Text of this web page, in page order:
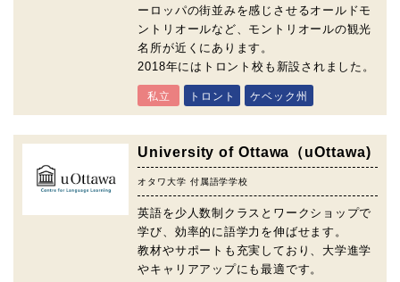
ーロッパの街並みを感じさせるオールドモ
ントリオールなど、モントリオールの観光
名所が近くにあります。
2018年にはトロント校も新設されました。
私立 トロント ケベック州
University of Ottawa（uOttawa)
オタワ大学 付属語学学校
英語を少人数制クラスとワークショップで
学び、効率的に語学力を伸ばせます。
教材やサポートも充実しており、大学進学
やキャリアアップにも最適です。